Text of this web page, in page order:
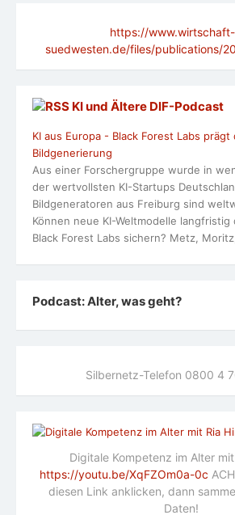
https://
suedwesten.de/files/publications/
KI und Ältere DlF-Podcast
KI aus Europa - Black Forest Labs prägt
Bildgenerierung
Aus einer Forschergruppe wurde in
der wertvollsten KI-Startups
Bildgeneratoren aus Freiburg sind
Können neue KI-Weltmodelle langfristig
Black Forest Labs sichern? Metz,
Podcast: Alter, was geht?
Silbernetz-Telefon 0800 4
Digitale Kompetenz im Alter
https://youtu.be/XqFZOm0a-0c
diesen Link anklicken, dann
Daten!